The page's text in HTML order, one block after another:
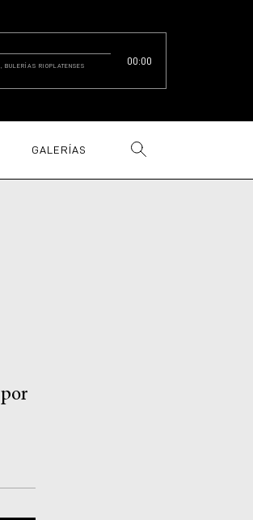
, BULERÍAS RIOPLATENSES 00:00
GALERÍAS